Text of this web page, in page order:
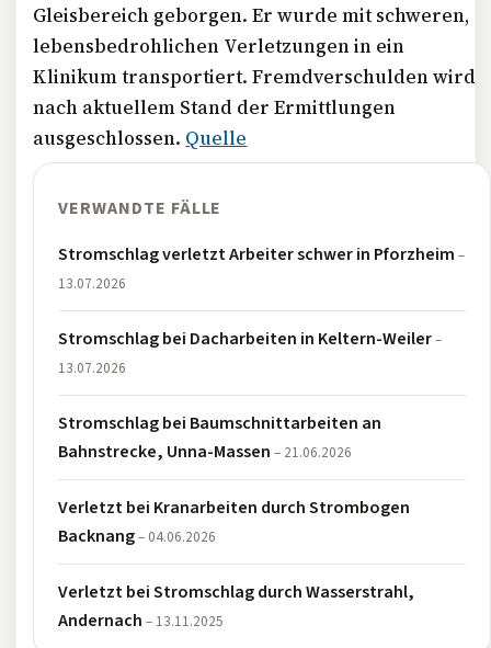
Gleisbereich geborgen. Er wurde mit schweren,
lebensbedrohlichen Verletzungen in ein
Klinikum transportiert. Fremdverschulden wird
nach aktuellem Stand der Ermittlungen
ausgeschlossen. Quelle
VERWANDTE FÄLLE
Stromschlag verletzt Arbeiter schwer in Pforzheim–
13.07.2026
Stromschlag bei Dacharbeiten in Keltern-Weiler–
13.07.2026
Stromschlag bei Baumschnittarbeiten an
Bahnstrecke, Unna-Massen– 21.06.2026
Verletzt bei Kranarbeiten durch Strombogen
Backnang– 04.06.2026
Verletzt bei Stromschlag durch Wasserstrahl,
Andernach– 13.11.2025